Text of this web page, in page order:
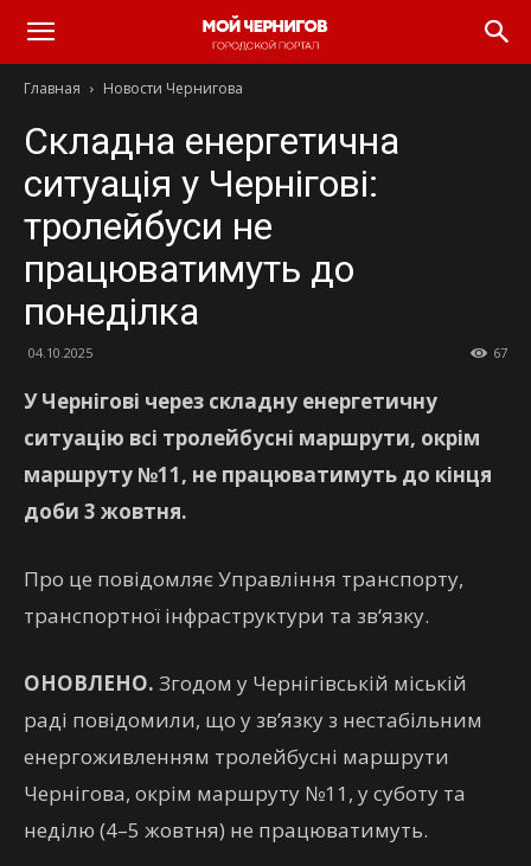
Главная Новости Чернигова
Складна енергетична
ситуація у Чернігові:
тролейбуси не
працюватимуть до
понеділка
04.10.2025 67
У Чернігові через складну енергетичну
ситуацію всі тролейбусні маршрути, окрім
маршруту №11, не працюватимуть до кінця
доби 3 жовтня.
Про це повідомляє Управління транспорту,
транспортної інфраструктури та зв‘язку.
ОНОВЛЕНО. Згодом у Чернігівській міській
раді повідомили, що у зв’язку з нестабільним
енергоживленням тролейбусні маршрути
Чернігова, окрім маршруту №11, у суботу та
неділю (4–5 жовтня) не працюватимуть.